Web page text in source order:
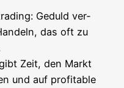
Geduld ver­
das oft zu
Zeit, den Markt
und auf pro­fi­ta­ble